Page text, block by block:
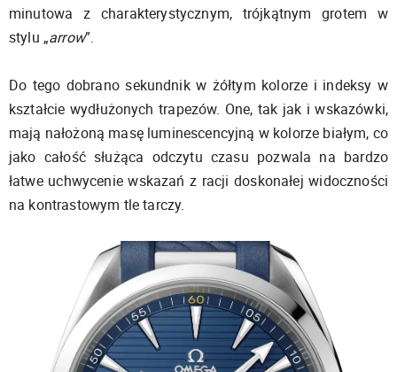
minutowa z charakterystycznym, trójkątnym grotem w
stylu „arrow”.
Do tego dobrano sekundnik w żółtym kolorze i indeksy w
kształcie wydłużonych trapezów. One, tak jak i wskazówki,
mają nałożoną masę luminescencyjną w kolorze białym, co
jako całość służąca odczytu czasu pozwala na bardzo
łatwe uchwycenie wskazań z racji doskonałej widoczności
na kontrastowym tle tarczy.